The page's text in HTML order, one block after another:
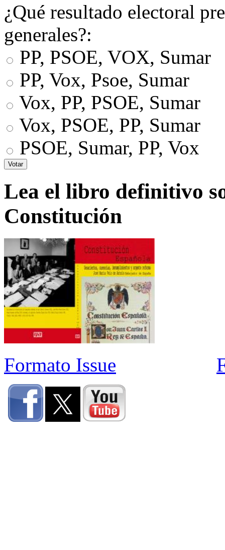
¿Qué resultado electoral
generales?:
PP, PSOE, VOX, Sumar
PP, Vox, Psoe, Sumar
Vox, PP, PSOE, Sumar
Vox, PSOE, PP, Sumar
PSOE, Sumar, PP, Vox
Lea el libro definitivo
Constitución
Formato Issue